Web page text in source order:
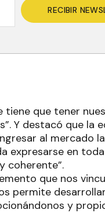
RECIBIR
que tener
Y destacó que la
al mercado
expresarse en
coherente”.
que nos
permite
y